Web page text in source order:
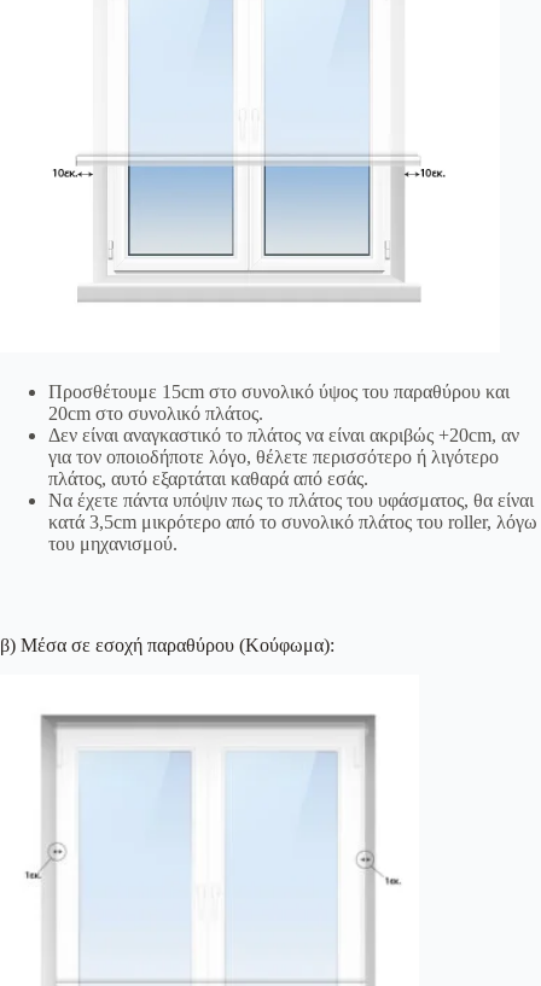
Προσθέτουμε 15cm στο συνολικό ύψος του παραθύρου και
20cm στο συνολικό πλάτος.
Δεν είναι αναγκαστικό το πλάτος να είναι ακριβώς +20cm, αν
για τον οποιοδήποτε λόγο, θέλετε περισσότερο ή λιγότερο
πλάτος, αυτό εξαρτάται καθαρά από εσάς.
Να έχετε πάντα υπόψιν πως το πλάτος του υφάσματος, θα είναι
κατά 3,5cm μικρότερο από το συνολικό πλάτος του roller, λόγω
του μηχανισμού.
β) Μέσα σε εσοχή παραθύρου (Κούφωμα):